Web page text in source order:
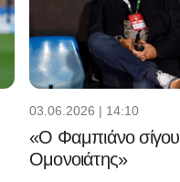
03.06.2026 | 14:10
«Ο Φαμπιάνο
Ομονοιάτης»